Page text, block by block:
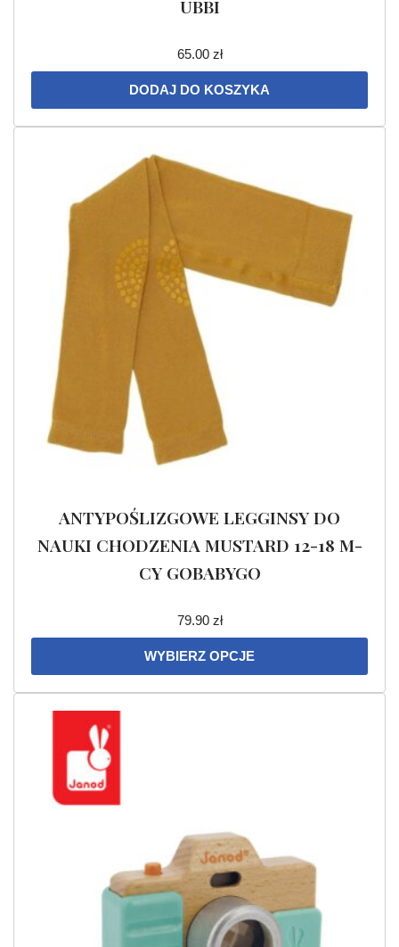
UBBI
65.00 zł
DODAJ DO KOSZYKA
ANTYPOŚLIZGOWE LEGGINSY DO
NAUKI CHODZENIA MUSTARD 12-18 M-
CY GOBABYGO
79.90 zł
WYBIERZ OPCJE